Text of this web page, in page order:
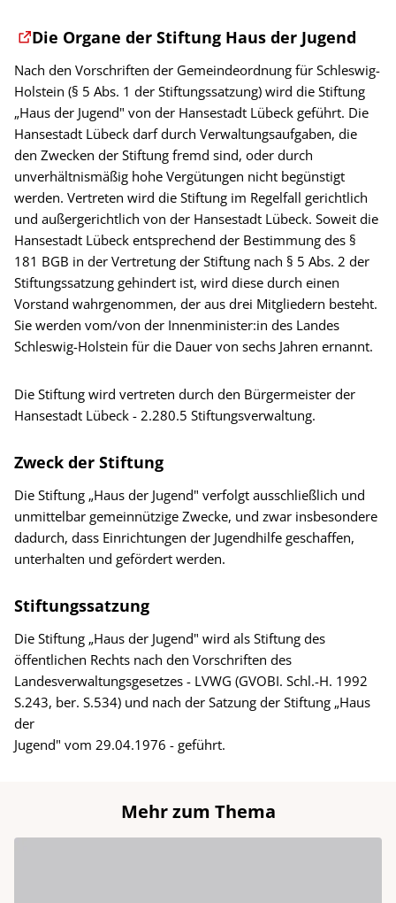
Die Organe der Stiftung Haus der Jugend
Nach den Vorschriften der Gemeindeordnung für Schleswig-
Holstein (§ 5 Abs. 1 der Stiftungssatzung) wird die Stiftung
„Haus der Jugend" von der Hansestadt Lübeck geführt. Die
Hansestadt Lübeck darf durch Verwaltungsaufgaben, die
den Zwecken der Stiftung fremd sind, oder durch
unverhältnismäßig hohe Vergütungen nicht begünstigt
werden. Vertreten wird die Stiftung im Regelfall gerichtlich
und außergerichtlich von der Hansestadt Lübeck. Soweit die
Hansestadt Lübeck entsprechend der Bestimmung des §
181 BGB in der Vertretung der Stiftung nach § 5 Abs. 2 der
Stiftungssatzung gehindert ist, wird diese durch einen
Vorstand wahrgenommen, der aus drei Mitgliedern besteht.
Sie werden vom/von der Innenminister:in des Landes
Schleswig-Holstein für die Dauer von sechs Jahren ernannt.
Die Stiftung wird vertreten durch den Bürgermeister der
Hansestadt Lübeck - 2.280.5 Stiftungsverwaltung.
Zweck der Stiftung
Die Stiftung „Haus der Jugend" verfolgt ausschließlich und
unmittelbar gemeinnützige Zwecke, und zwar insbesondere
dadurch, dass Einrichtungen der Jugendhilfe geschaffen,
unterhalten und gefördert werden.
Stiftungssatzung
Die Stiftung „Haus der Jugend" wird als Stiftung des
öffentlichen Rechts nach den Vorschriften des
Landesverwaltungsgesetzes - LVWG (GVOBI. Schl.-H. 1992
S.243, ber. S.534) und nach der Satzung der Stiftung „Haus
der
Jugend" vom 29.04.1976 - geführt.
Mehr zum Thema